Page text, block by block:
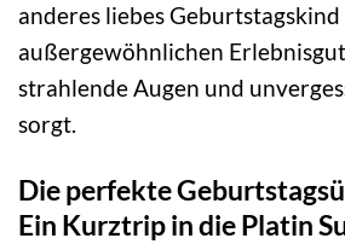
anderes liebes
außergewöhnlichen
strahlende Augen und
sorgt.
Die perfekte
Ein Kurztrip in die Platin